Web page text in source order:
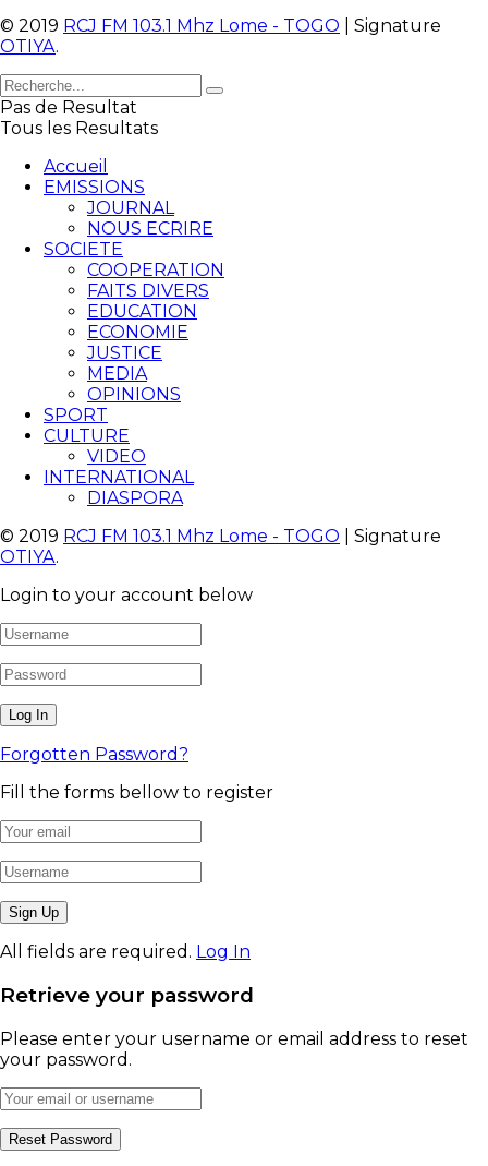
© 2019 RCJ FM 103.1 Mhz Lome - TOGO | Signature
OTIYA.
Pas de Resultat
Tous les Resultats
Accueil
EMISSIONS
JOURNAL
NOUS ECRIRE
SOCIETE
COOPERATION
FAITS DIVERS
EDUCATION
ECONOMIE
JUSTICE
MEDIA
OPINIONS
SPORT
CULTURE
VIDEO
INTERNATIONAL
DIASPORA
© 2019 RCJ FM 103.1 Mhz Lome - TOGO | Signature
OTIYA.
Login to your account below
Forgotten Password?
Fill the forms bellow to register
All fields are required. Log In
Retrieve your password
Please enter your username or email address to reset
your password.